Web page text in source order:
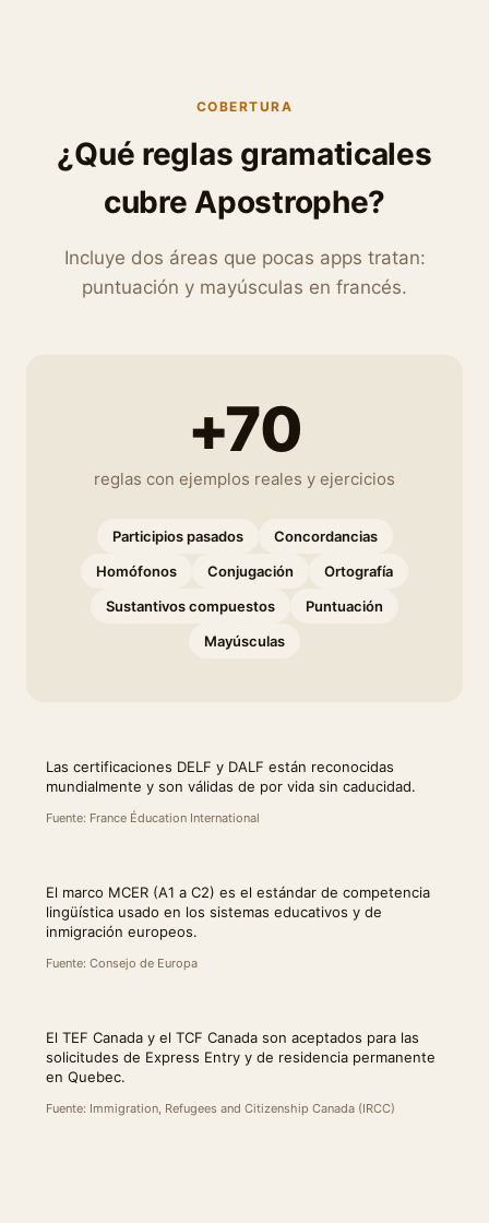
COBERTURA
¿Qué reglas gramaticales
cubre Apostrophe?
Incluye dos áreas que pocas apps tratan:
puntuación y mayúsculas en francés.
+70
reglas con ejemplos reales y ejercicios
Participios pasados
Concordancias
Homófonos
Conjugación
Ortografía
Sustantivos compuestos
Puntuación
Mayúsculas
Las certificaciones DELF y DALF están reconocidas
mundialmente y son válidas de por vida sin caducidad.
Fuente: France Éducation International
El marco MCER (A1 a C2) es el estándar de competencia
lingüística usado en los sistemas educativos y de
inmigración europeos.
Fuente: Consejo de Europa
El TEF Canada y el TCF Canada son aceptados para las
solicitudes de Express Entry y de residencia permanente
en Quebec.
Fuente: Immigration, Refugees and Citizenship Canada (IRCC)